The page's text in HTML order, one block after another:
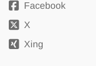
Facebook
X
Xing